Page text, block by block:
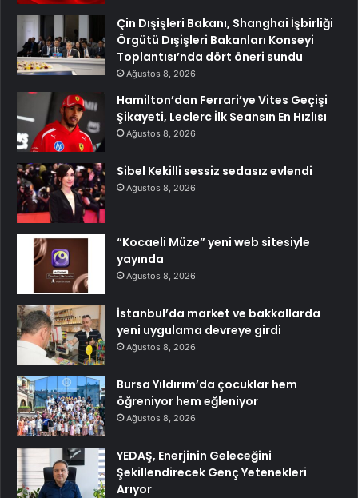
Çin Dışişleri Bakanı, Shanghai İşbirliği
Örgütü Dışişleri Bakanları Konseyi
Toplantısı’nda dört öneri sundu
Ağustos 8, 2026
Hamilton’dan Ferrari’ye Vites Geçişi
Şikayeti, Leclerc İlk Seansın En Hızlısı
Ağustos 8, 2026
Sibel Kekilli sessiz sedasız evlendi
Ağustos 8, 2026
“Kocaeli Müze” yeni web sitesiyle
yayında
Ağustos 8, 2026
İstanbul’da market ve bakkallarda
yeni uygulama devreye girdi
Ağustos 8, 2026
Bursa Yıldırım’da çocuklar hem
öğreniyor hem eğleniyor
Ağustos 8, 2026
YEDAŞ, Enerjinin Geleceğini
Şekillendirecek Genç Yetenekleri
Arıyor